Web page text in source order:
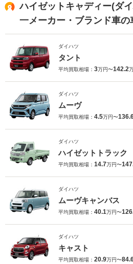
ハイゼットキャディー(ダ
一メーカー・ブランド車
ダイハツ
タント
平均買取相場： 3万円〜142.2
ダイハツ
ムーヴ
平均買取相場： 4.5万円〜
ダイハツ
ハイゼットトラック
平均買取相場： 14.7万円〜
ダイハツ
ムーヴキャンバス
平均買取相場： 40.1万円〜
ダイハツ
キャスト
平均買取相場： 20.9万円〜